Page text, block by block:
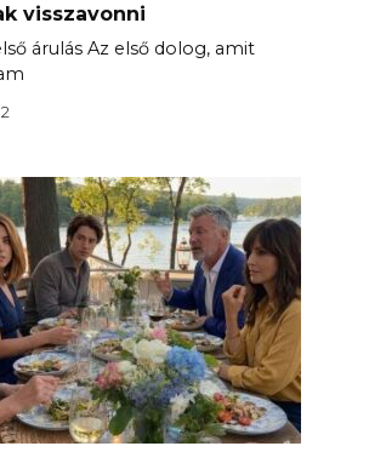
visszavonni
árulás Az első dolog, amit